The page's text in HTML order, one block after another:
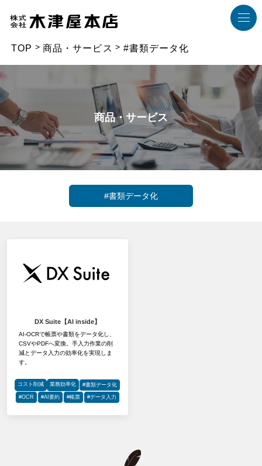
TOP 商品・サービス #書類データ化
商品・サービス
#書類データ化
DX Suite【AI inside】
AI-OCRで帳票や書類をデータ化し、
CSVやPDFへ変換。手入力作業の削
減とデータ入力の効率化を実現しま
す。
コスト削減 業務効率化 #書類データ化
#OCR #AI要約 #帳票 #データ入力